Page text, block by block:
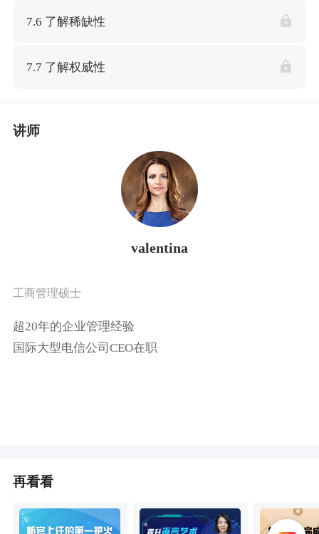
7.6 了解稀缺性
7.7 了解权威性
讲师
valentina
工商管理硕士
超20年的企业管理经验
国际大型电信公司CEO在职
再看看